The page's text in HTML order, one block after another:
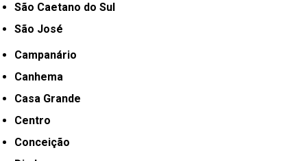
São Caetano do Sul
São José
Campanário
Canhema
Casa Grande
Centro
Conceição